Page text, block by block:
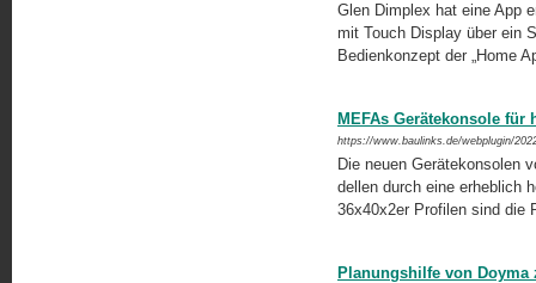
Glen Dimplex hat eine App
mit Touch Display über ein
Bedienkonzept der „Home
MEFAs Gerätekonsole für
https://www.baulinks.de/webplugin/
Die neuen Gerätekonsolen
del­len durch eine erheblich
36x40x2er Profilen sind
Planungshilfe von